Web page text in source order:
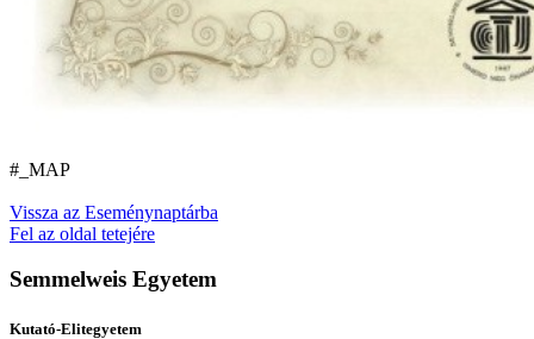
#_MAP
Vissza az Eseménynaptárba
Fel az oldal tetejére
Semmelweis Egyetem
Kutató-Elitegyetem